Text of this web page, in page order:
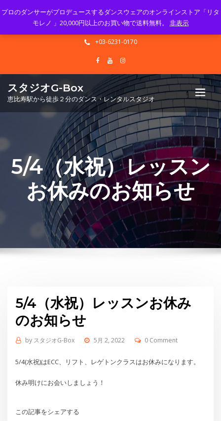
Mon - Sun 10.00 - 23.00
info@gbox-tango.com
+03-6231-0170
スタジオG-Box
恵比寿駅から徒歩２分のダンス・レンタルスタジオ
5/4（水祝）レッスン
お休みのお知らせ
5/4（水祝）レッスンお休み
のお知らせ
by スタジオG-Box 5月 2, 2022 0 Comment
5/4(水祝)はECC、リフト、レゲトンクラスはお休みになります。
休み明けにお会いしましょう！
この記事をシェアする
プロのダンサーがプロデュースするダンスウェアのオンラインストア「リタ
モレノ 」20,000円以上のお買い物で送料無料。 非表示